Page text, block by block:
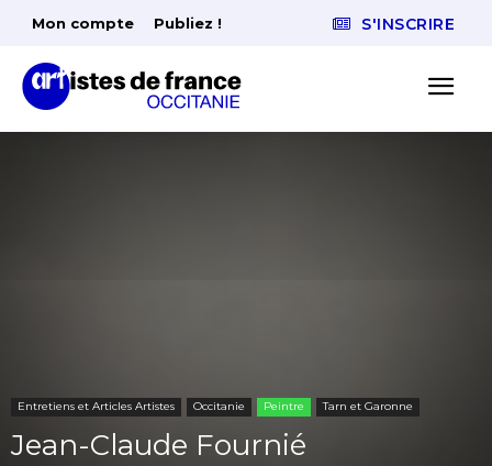
Mon compte Publiez ! S'INSCRIRE
Entretiens et Articles Artistes Occitanie Peintre Tarn et Garonne
Jean-Claude Fournié